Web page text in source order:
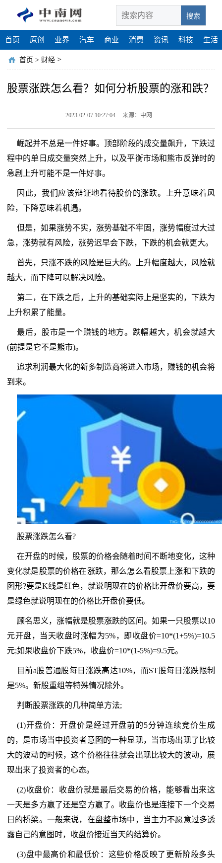
搜索
首页 原创 业界 汽车 商业 消费 资讯 科技 生活
首页 > 财经 >
股票涨跌怎么看？如何分析股票的涨和跌？
2023-02-07 10:27:04 来源：中网
崛起并不总是一件好事。顶部阶段的成交量飙升，下跌过
程中的单日成交量突然上升，以及平衡市场和熊市反弹时的
急剧上升可能不是一件好事。
因此，我们应该辩证地看待股价的涨跌。上升意味着风
险，下降意味着机遇。
但是，如果涨势不实，涨势基础不牢固，涨势幅度过大过
急，涨势就有风险，涨势迟早会下跌，下跌的机会就更大。
首先，只涨不跌的风险是巨大的。上升幅度越大，风险就
越大，而下降可以解决风险。
第二，在下跌之后，上升的基础实际上是坚实的，下跌为
上升积累了能量。
最后，股市是一个赚钱的地方。跌幅越大，机会就越大
(前提是它不是熊市)。
追求利润最大化的新多制造商将进入市场，赚钱的机会将
到来。
股票涨跌怎么看?
在开盘的时候，股票的价格会随着时间不断地变化，这种
变化就是股票的价格在涨跌，那么怎么看股票上涨和下跌的
图形?要是K线是红色，就说明现在的价格比开盘价要高，要
是绿色就说明现在的价格比开盘价要低。
顾名思义，涨幅就是股票涨跌的区间。如果一只股票以10
元开盘，当天收盘时涨幅为5%，即收盘价=10*(1+5%)=10.5
元;如果收盘价下跌5%，收盘价=10*(1-5%)=9.5元。
目前a股普通股每日涨跌高达10%，而ST股每日涨跌限制
是5%。新股重组等特殊情况除外。
判断股票涨跌的几种简单方法;
(1)开盘价：开盘价是经过开盘前的5分钟连续竞价生成
的，是市场当中投资者意图的一种显现，当市场出现了比较
大的波动的时候，这个价格往往就会出现比较大的波动，展
现出来了投资者的心态。
(2)收盘价：收盘价就是最后交易的价格，能够看出来这
一天是多方赢了还是空方赢了。收盘价也是连接下一个交易
日的桥梁。一般来说，在盘整市场中，当主力不愿意过多透
露自己的意图时，收盘价接近当天的结算价。
(3)盘中最高价和最低价：这些价格反映了更新阶段多头